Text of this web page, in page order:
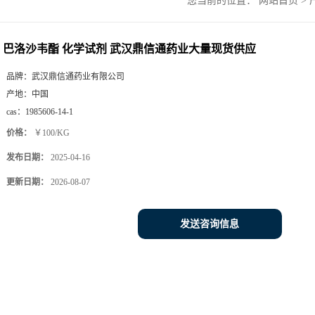
巴洛沙韦酯 化学试剂 武汉鼎信通药业大量现货供应
品牌： 武汉鼎信通药业有限公司
产地： 中国
cas： 1985606-14-1
价格： ￥100/KG
发布日期： 2025-04-16
更新日期： 2026-08-07
发送咨询信息